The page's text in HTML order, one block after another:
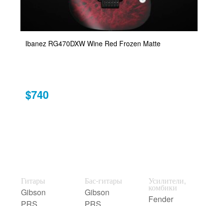
Ibanez RG470DXW Wine Red Frozen Matte
$740
Гитары
Gibson
PRS
Бас-гитары
Gibson
PRS
Усилители,
комбики
Fender